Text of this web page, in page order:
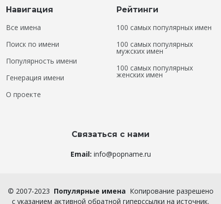
Навигация
Все имена
Поиск по имени
Популярность имени
Генерация имени
О проекте
Рейтинги
100 самых популярных имен
100 самых популярных
мужских имен
100 самых популярных
женских имен
Связаться с нами
Email: info@popname.ru
© 2007-2023 Популярные имена Копирование разрешено
с указанием активной обратной гиперссылки на источник.